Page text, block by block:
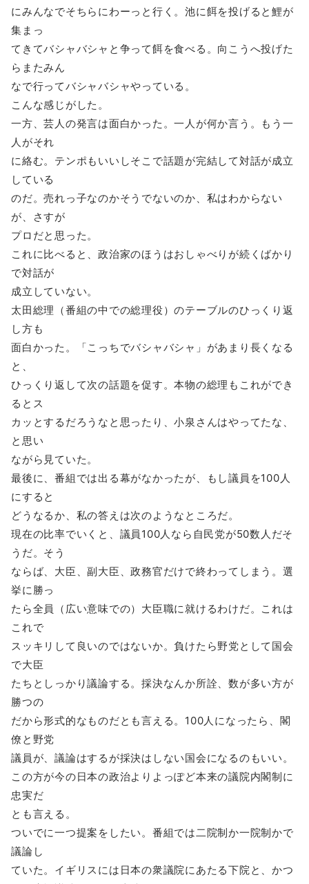
にみんなでそちらにわーっと行く。池に餌を投げると鯉が
集まっ
てきてバシャバシャと争って餌を食べる。向こうへ投げた
らまたみん
なで行ってバシャバシャやっている。
こんな感じがした。
一方、芸人の発言は面白かった。一人が何か言う。もう一
人がそれ
に絡む。テンポもいいしそこで話題が完結して対話が成立
している
のだ。売れっ子なのかそうでないのか、私はわからない
が、さすが
プロだと思った。
これに比べると、政治家のほうはおしゃべりが続くばかり
で対話が
成立していない。
太田総理（番組の中での総理役）のテーブルのひっくり返
し方も
面白かった。「こっちでバシャバシャ」があまり長くなる
と、
ひっくり返して次の話題を促す。本物の総理もこれができ
るとス
カッとするだろうなと思ったり、小泉さんはやってたな、
と思い
ながら見ていた。
最後に、番組では出る幕がなかったが、もし議員を100人
にすると
どうなるか、私の答えは次のようなところだ。
現在の比率でいくと、議員100人なら自民党が50数人だそ
うだ。そう
ならば、大臣、副大臣、政務官だけで終わってしまう。選
挙に勝っ
たら全員（広い意味での）大臣職に就けるわけだ。これは
これで
スッキリして良いのではないか。負けたら野党として国会
で大臣
たちとしっかり議論する。採決なんか所詮、数が多い方が
勝つの
だから形式的なものだとも言える。100人になったら、閣
僚と野党
議員が、議論はするが採決はしない国会になるのもいい。
この方が今の日本の政治よりよっぽど本来の議院内閣制に
忠実だ
とも言える。
ついでに一つ提案をしたい。番組では二院制か一院制かで
議論し
ていた。イギリスには日本の衆議院にあたる下院と、かつ